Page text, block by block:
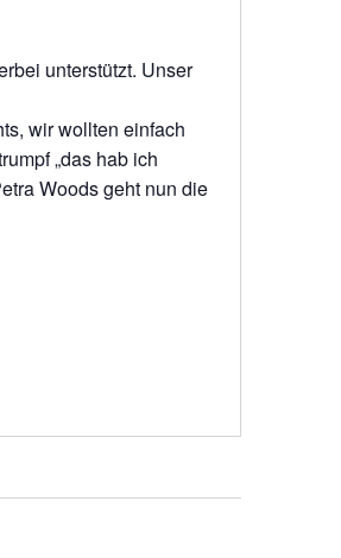
unterstützt. Unser
wir wollten einfach
„das hab ich
Woods geht nun die